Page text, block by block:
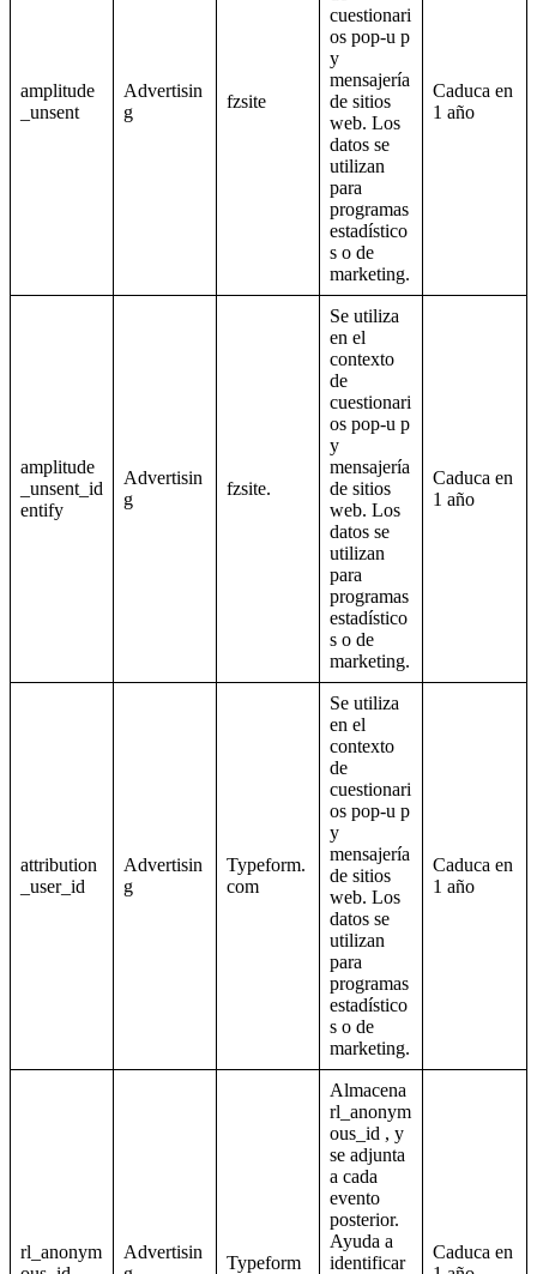
amplitude
_unsent
Advertisin
g
fzsite
cuestionari
os pop-u p
y
mensajería
de sitios
web. Los
datos se
utilizan
para
programas
estadístico
s o de
marketing.
Caduca en
1 año
amplitude
_unsent_id
entify
Advertisin
g
fzsite.
Se utiliza
en el
contexto
de
cuestionari
os pop-u p
y
mensajería
de sitios
web. Los
datos se
utilizan
para
programas
estadístico
s o de
marketing.
Caduca en
1 año
attribution
_user_id
Advertisin
g
Typeform.
com
Se utiliza
en el
contexto
de
cuestionari
os pop-u p
y
mensajería
de sitios
web. Los
datos se
utilizan
para
programas
estadístico
s o de
marketing.
Caduca en
1 año
rl_anonym
Advertisin
Typeform
Almacena
rl_anonym
ous_id , y
se adjunta
a cada
evento
posterior.
Ayuda a
identificar
Caduca en